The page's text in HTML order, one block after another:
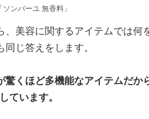
ンバーユ 無香料」
、美容に関するアイテムでは何
じ答えをします。
驚くほど多機能なアイテムだか
ています。